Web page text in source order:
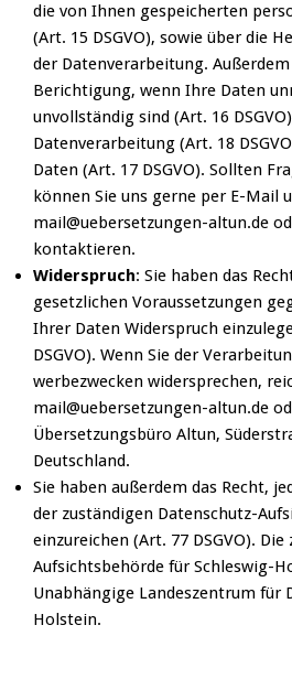
die von Ihnen gespeicherten
(Art. 15 DSGVO), sowie über die
der Datenverarbeitung.
Berichtigung, wenn Ihre Daten
unvollständig sind (Art. 16
Datenverarbeitung (Art. 18
Daten (Art. 17 DSGVO). Sollten
können Sie uns gerne per E-Mail
mail@uebersetzungen-altun.de
kontaktieren.
Widerspruch: Sie haben das
gesetzlichen Voraussetzungen
Ihrer Daten Widerspruch
DSGVO). Wenn Sie der
werbezwecken widersprechen,
mail@uebersetzungen-altun.de
Übersetzungsbüro Altun,
Deutschland.
Sie haben außerdem das Recht,
der zuständigen Datenschutz-
einzureichen (Art. 77 DSGVO).
Aufsichtsbehörde für Schleswig-
Unabhängige Landeszentrum für
Holstein.